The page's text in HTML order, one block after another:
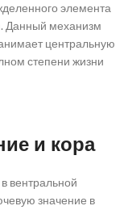
элемента
Данный механизм
центральную
степени жизни
и кора
вентральной
значение в